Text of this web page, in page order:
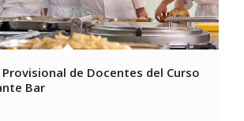
de Docentes del Curso
Bar